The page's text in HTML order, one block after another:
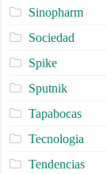
Sinopharm
Sociedad
Spike
Sputnik
Tapabocas
Tecnologia
Tendencias